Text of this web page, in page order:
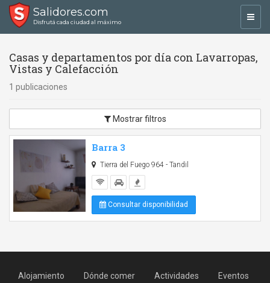
Salidores.com
Disfrutá cada ciudad al máximo
Casas y departamentos por día con Lavarropas,
Vistas y Calefacción
1 publicaciones
Mostrar filtros
Barra 3
Tierra del Fuego 964 - Tandil
Consultar disponibilidad
Alojamiento Dónde comer Actividades Eventos